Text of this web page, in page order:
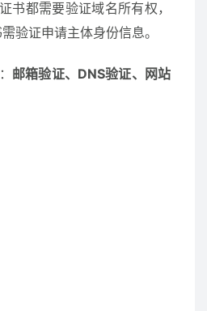
书都需要验证域名所有权，
验证申请主体身份信息。
邮箱验证、DNS验证、网站